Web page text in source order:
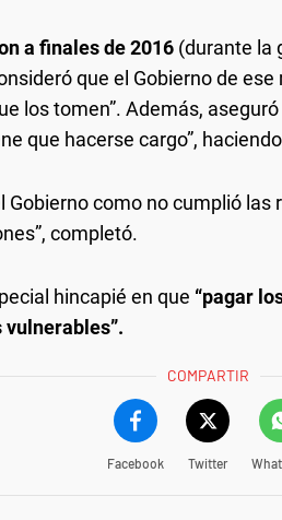
a finales de 2016 (durante la
que el Gobierno de
los tomen”. Además,
que hacerse cargo”,
Gobierno como no cumplió
completó.
hincapié en que “pagar
COMPARTIR
Facebook Twitter